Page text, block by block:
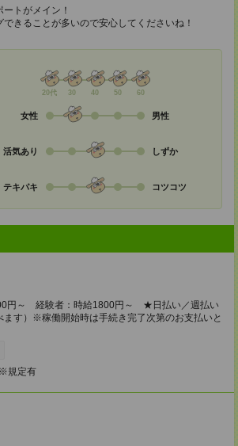
トがメイン！
きることが多いので安心してくださいね！
20代 30 40 50 60
女性 男性
活気あり しずか
テキパキ コツコツ
円～ 経験者：時給1800円～ ★日払い／週払い
ます）※稼働開始時は手続き完了次第のお支払いと
規定有